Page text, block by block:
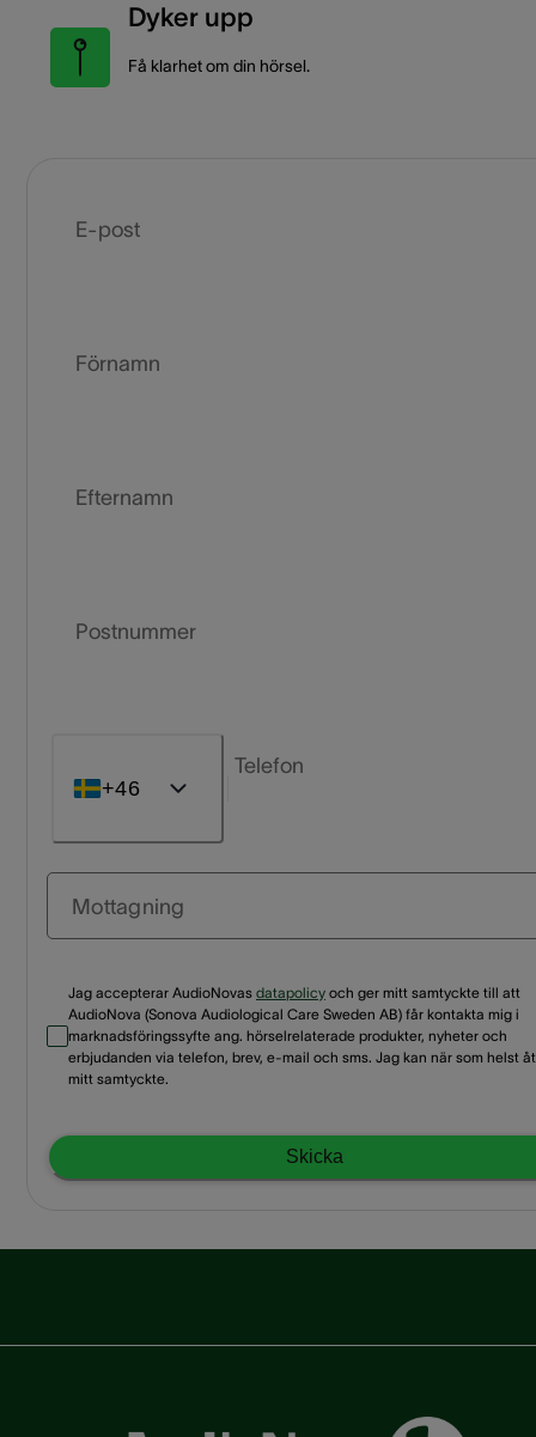
Dyker upp
Få klarhet om din hörsel.
E-post
Förnamn
Efternamn
Postnummer
+46
Telefon
Mottagning
Jag accepterar AudioNovas datapolicy och ger mitt samtyckte till att
AudioNova (Sonova Audiological Care Sweden AB) får kontakta mig i
marknadsföringssyfte ang. hörselrelaterade produkter, nyheter och
erbjudanden via telefon, brev, e-mail och sms. Jag kan när som helst
mitt samtyckte.
Skicka